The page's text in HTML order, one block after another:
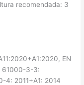
recomendada: 3
EN
61000-3-3:
4: 2011+A1: 2014